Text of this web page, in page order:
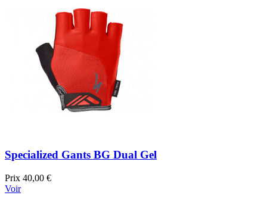
Specialized Gants BG Dual Gel
Prix 40,00 €
Voir